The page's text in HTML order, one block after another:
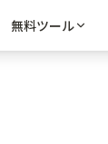
無料ツール